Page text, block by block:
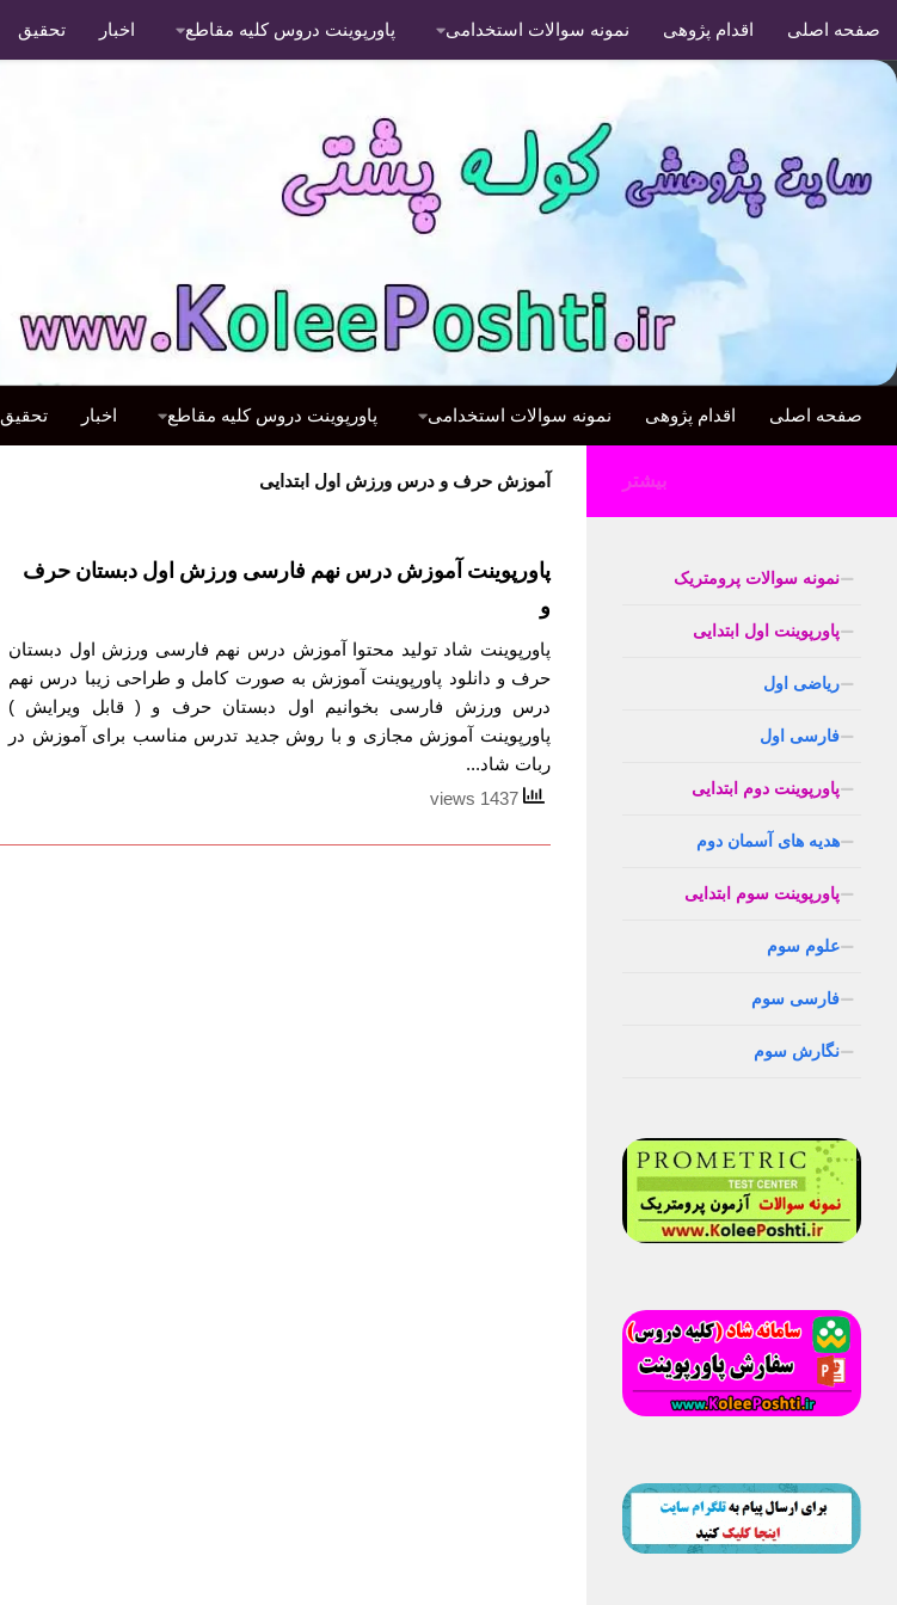
صفحه اصلی اقدام پژوهی نمونه سوالات استخدامی پاورپوینت دروس کلیه مقاطع اخبار تحقیق
صفحه اصلی اقدام پژوهی نمونه سوالات استخدامی پاورپوینت دروس کلیه مقاطع اخبار تحقیق
آموزش حرف و درس ورزش اول ابتدایی
پاورپوینت آموزش درس نهم فارسی ورزش اول دبستان حرف
و
پاورپوینت شاد تولید محتوا آموزش درس نهم فارسی ورزش اول دبستان
حرف و دانلود پاورپوینت آموزش به صورت کامل و طراحی زیبا درس نهم
درس ورزش فارسی بخوانیم اول دبستان حرف و ( قابل ویرایش )
پاورپوینت آموزش مجازی و با روش جدید تدرس مناسب برای آموزش در
ربات شاد...
بیشتر
نمونه سوالات پرومتریک
پاورپوینت اول ابتدایی
ریاضی اول
فارسی اول
پاورپوینت دوم ابتدایی
هدیه های آسمان دوم
پاورپوینت سوم ابتدایی
علوم سوم
فارسی سوم
نگارش سوم